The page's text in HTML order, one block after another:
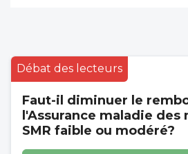
Débat des lecteurs
Faut-il diminuer le
l'Assurance maladie
SMR faible ou modéré?